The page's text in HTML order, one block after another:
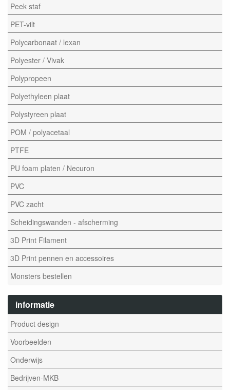
Peek staf
PET-vilt
Polycarbonaat / lexan
Polyester / Vivak
Polypropeen
Polyethyleen plaat
Polystyreen plaat
POM / polyacetaal
PTFE
PU foam platen / Necuron
PVC
PVC zacht
Scheidingswanden - afscherming
3D Print Filament
3D Print pennen en accessoires
Monsters bestellen
informatie
Product design
Voorbeelden
Onderwijs
Bedrijven-MKB